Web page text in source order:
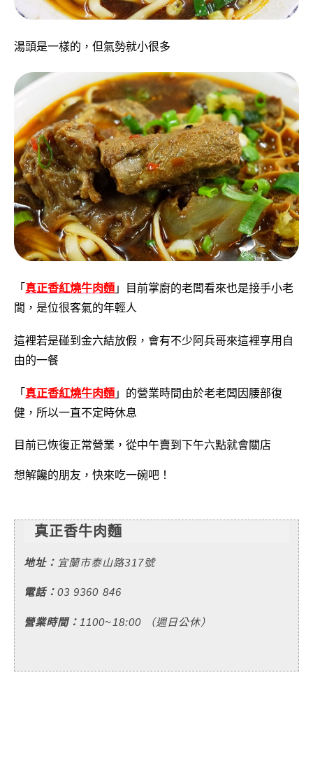
湯頭是一樣的，但氣勢就小很多
「 真正香紅燒牛肉麵 」目前掌廚的老闆看來也是接手小老
闆，是位很客氣的年輕人
這裡若是碰到金六結放假，會有不少阿兵哥來這裡享用自
由的一餐
「 真正香紅燒牛肉麵 」的營業時間由於老老闆因腰部復
健，所以一直不定時休息
目前已恢復正常營業，從中午賣到下午六點就會關店
想解饞的朋友，快來吃一碗吧！
真正香牛肉麵
地址： 宜蘭市泰山路317號
電話：03 9360 846
營業時間： 1100~18:00 （週日公休）